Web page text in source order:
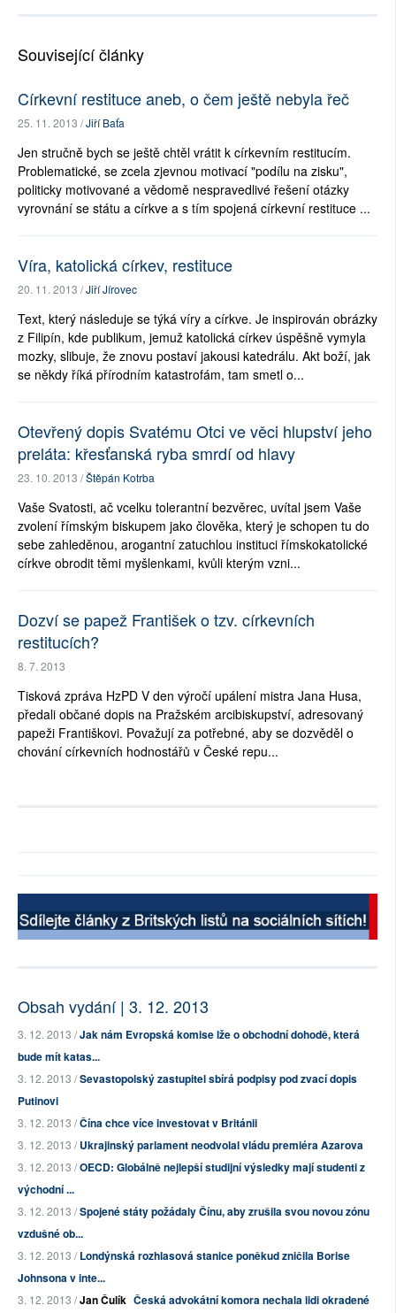
Související články
Církevní restituce aneb, o čem ještě nebyla řeč
25. 11. 2013 /Jiří Baťa
Jen stručně bych se ještě chtěl vrátit k církevním restitucím.
Problematické, se zcela zjevnou motivací "podílu na zisku",
politicky motivované a vědomě nespravedlivé řešení otázky
vyrovnání se státu a církve a s tím spojená církevní restituce ...
Víra, katolická církev, restituce
20. 11. 2013 /Jiří Jírovec
Text, který následuje se týká víry a církve. Je inspirován obrázky
z Filipín, kde publikum, jemuž katolická církev úspěšně vymyla
mozky, slibuje, že znovu postaví jakousi katedrálu. Akt boží, jak
se někdy říká přírodním katastrofám, tam smetl o...
Otevřený dopis Svatému Otci ve věci hlupství jeho
preláta: křesťanská ryba smrdí od hlavy
23. 10. 2013 /Štěpán Kotrba
Vaše Svatosti, ač vcelku tolerantní bezvěrec, uvítal jsem Vaše
zvolení římským biskupem jako člověka, který je schopen tu do
sebe zahleděnou, arogantní zatuchlou instituci římskokatolické
církve obrodit těmi myšlenkami, kvůli kterým vzni...
Dozví se papež František o tzv. církevních
restitucích?
8. 7. 2013
Tisková zpráva HzPD V den výročí upálení mistra Jana Husa,
předali občané dopis na Pražském arcibiskupství, adresovaný
papeži Františkovi. Považují za potřebné, aby se dozvěděl o
chování církevních hodnostářů v České repu...
Obsah vydání | 3. 12. 2013
3. 12. 2013 /Jak nám Evropská komise lže o obchodní dohodě, která
bude mít katas...
3. 12. 2013 /Sevastopolský zastupitel sbírá podpisy pod zvací dopis
Putinovi
3. 12. 2013 /Čína chce více investovat v Británii
3. 12. 2013 /Ukrajinský parlament neodvolal vládu premiéra Azarova
3. 12. 2013 /OECD: Globálně nejlepší studijní výsledky mají studenti z
východní ...
3. 12. 2013 /Spojené státy požádaly Čínu, aby zrušila svou novou zónu
vzdušné ob...
3. 12. 2013 /Londýnská rozhlasová stanice poněkud zničila Borise
Johnsona v inte...
3. 12. 2013 /Jan Čulík Česká advokátní komora nechala lidi okradené